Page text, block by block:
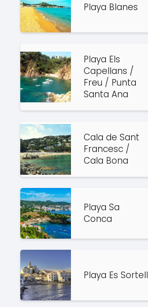
Playa Blanes
Playa Els
Capellans /
Freu / Punta
Santa Ana
Cala de Sant
Francesc /
Cala Bona
Playa Sa
Conca
Playa Es Sortell